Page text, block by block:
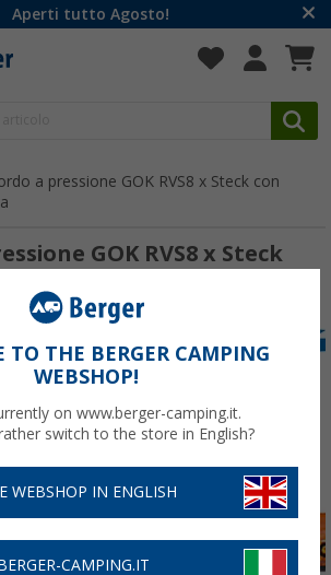
Aperti tutto Agosto!
a pressione GOK RVS8 x Steck con
GOK RVS8 x Steck
sicurezza
TO THE BERGER CAMPING
WEBSHOP!
on www.berger-camping.it.
switch to the store in English?
WEBSHOP IN ENGLISH
CAMPING.IT